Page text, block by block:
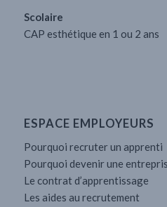
Scolaire
CAP esthétique en 1 ou 2 ans
ESPACE EMPLOYEURS
Pourquoi recruter un apprenti
Pourquoi devenir une
Le contrat d’apprentissage
Les aides au recrutement